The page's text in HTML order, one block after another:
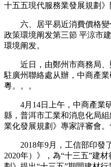
十五五現代服務業發展規劃
六、居平易近消費價格變
政策環境阐发第三節 平涼市
環境阐发。
近日，由鄭州市商務局、
駐廣州聯絡處从辦，中商產
粵。。。
4月14日上午，中商產業
縣，普洱市工業和消息化局
業化發展規劃》專家評審會。
2018年9月，工信部印發了
2020年）》，為“十三五”建